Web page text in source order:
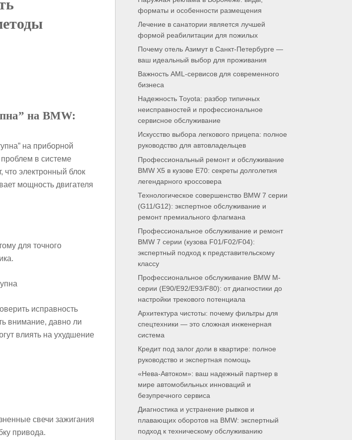
на BMW:
на приборной
в системе
что электронный блок
мощность двигателя
для точного
исправность
внимание, давно ли
влиять на ухудшение
свечи зажигания
привода.
форматы и особенности размещения
Лечение в санатории является лучшей
формой реабилитации для пожилых
Почему отель Азимут в Санкт-Петербурге —
ваш идеальный выбор для проживания
Важность AML-сервисов для современного
бизнеса
Надежность Toyota: разбор типичных
неисправностей и профессиональное
сервисное обслуживание
Искусство выбора легкового прицепа: полное
руководство для автовладельцев
Профессиональный ремонт и обслуживание
BMW X5 в кузове E70: секреты долголетия
легендарного кроссовера
Технологическое совершенство BMW 7 серии
(G11/G12): экспертное обслуживание и
ремонт премиального флагмана
Профессиональное обслуживание и ремонт
BMW 7 серии (кузова F01/F02/F04):
экспертный подход к представительскому
классу
Профессиональное обслуживание BMW M-
серии (E90/E92/E93/F80): от диагностики до
настройки трекового потенциала
Архитектура чистоты: почему фильтры для
спецтехники — это сложная инженерная
система
Кредит под залог доли в квартире: полное
руководство и экспертная помощь
«Нева-Автоком»: ваш надежный партнер в
мире автомобильных инноваций и
безупречного сервиса
Диагностика и устранение рывков и
плавающих оборотов на BMW: экспертный
подход к техническому обслуживанию